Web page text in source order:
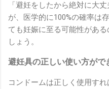
「避妊をしたから絶対に大
が、医学的に100%の確率は
ても妊娠に至る可能性があ
しょう。
避妊具の正しい使い方がで
コンドームは正しく使用す